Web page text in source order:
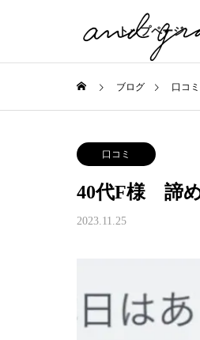
トップページ
ブログ 口コミ
口コミ
40代F様 諦
2023.11.25